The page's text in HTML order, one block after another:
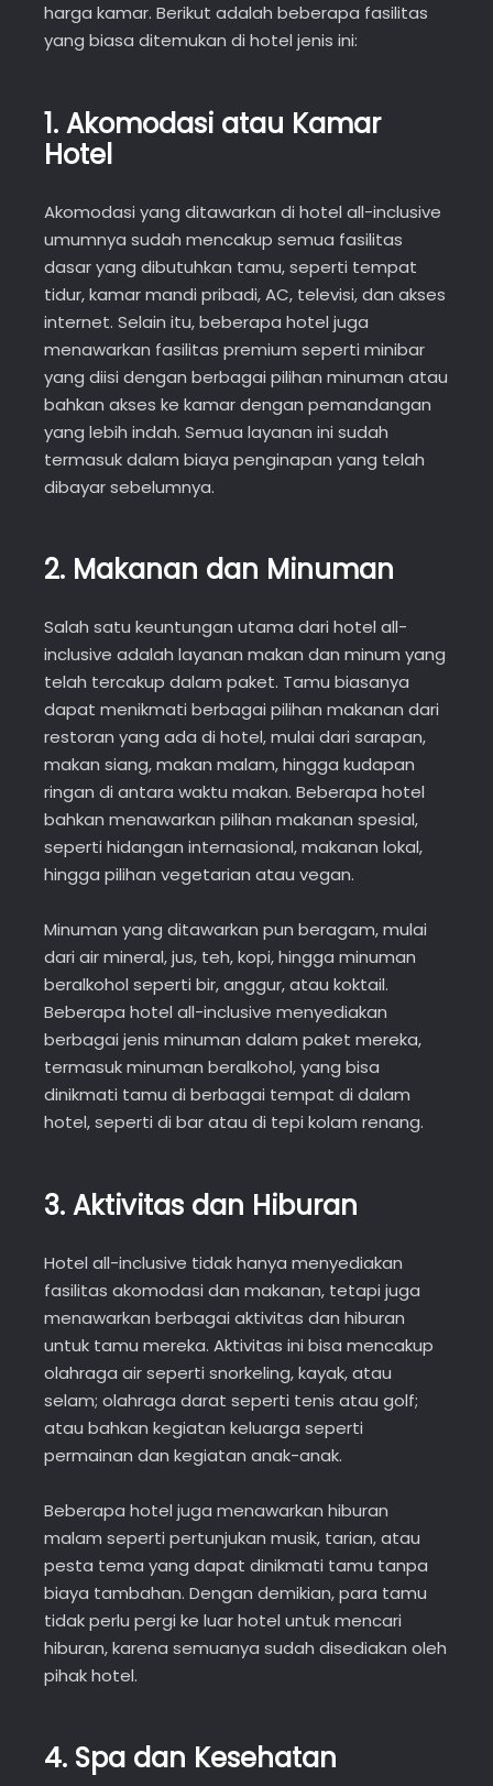
harga kamar. Berikut adalah beberapa fasilitas
yang biasa ditemukan di hotel jenis ini:
1. Akomodasi atau Kamar
Hotel
Akomodasi yang ditawarkan di hotel all-inclusive
umumnya sudah mencakup semua fasilitas
dasar yang dibutuhkan tamu, seperti tempat
tidur, kamar mandi pribadi, AC, televisi, dan akses
internet. Selain itu, beberapa hotel juga
menawarkan fasilitas premium seperti minibar
yang diisi dengan berbagai pilihan minuman atau
bahkan akses ke kamar dengan pemandangan
yang lebih indah. Semua layanan ini sudah
termasuk dalam biaya penginapan yang telah
dibayar sebelumnya.
2. Makanan dan Minuman
Salah satu keuntungan utama dari hotel all-
inclusive adalah layanan makan dan minum yang
telah tercakup dalam paket. Tamu biasanya
dapat menikmati berbagai pilihan makanan dari
restoran yang ada di hotel, mulai dari sarapan,
makan siang, makan malam, hingga kudapan
ringan di antara waktu makan. Beberapa hotel
bahkan menawarkan pilihan makanan spesial,
seperti hidangan internasional, makanan lokal,
hingga pilihan vegetarian atau vegan.
Minuman yang ditawarkan pun beragam, mulai
dari air mineral, jus, teh, kopi, hingga minuman
beralkohol seperti bir, anggur, atau koktail.
Beberapa hotel all-inclusive menyediakan
berbagai jenis minuman dalam paket mereka,
termasuk minuman beralkohol, yang bisa
dinikmati tamu di berbagai tempat di dalam
hotel, seperti di bar atau di tepi kolam renang.
3. Aktivitas dan Hiburan
Hotel all-inclusive tidak hanya menyediakan
fasilitas akomodasi dan makanan, tetapi juga
menawarkan berbagai aktivitas dan hiburan
untuk tamu mereka. Aktivitas ini bisa mencakup
olahraga air seperti snorkeling, kayak, atau
selam; olahraga darat seperti tenis atau golf;
atau bahkan kegiatan keluarga seperti
permainan dan kegiatan anak-anak.
Beberapa hotel juga menawarkan hiburan
malam seperti pertunjukan musik, tarian, atau
pesta tema yang dapat dinikmati tamu tanpa
biaya tambahan. Dengan demikian, para tamu
tidak perlu pergi ke luar hotel untuk mencari
hiburan, karena semuanya sudah disediakan oleh
pihak hotel.
4. Spa dan Kesehatan